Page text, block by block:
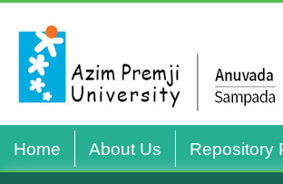
Home About Us Repository